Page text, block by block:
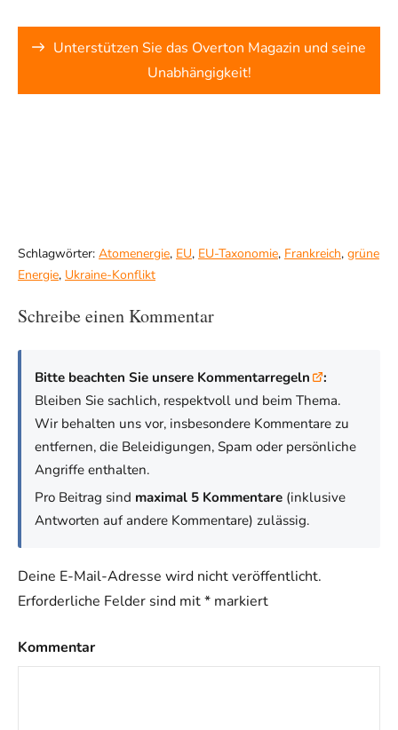
Unterstützen Sie das Overton Magazin und seine
Unabhängigkeit!
Schlagwörter: Atomenergie, EU, EU-Taxonomie, Frankreich, grüne
Energie, Ukraine-Konflikt
Schreibe einen Kommentar
Bitte beachten Sie unsere Kommentarregeln
:
Bleiben Sie sachlich, respektvoll und beim Thema.
Wir behalten uns vor, insbesondere Kommentare zu
entfernen, die Beleidigungen, Spam oder persönliche
Angriffe enthalten.
Pro Beitrag sind maximal 5 Kommentare (inklusive
Antworten auf andere Kommentare) zulässig.
Deine E-Mail-Adresse wird nicht veröffentlicht.
Erforderliche Felder sind mit* markiert
Kommentar